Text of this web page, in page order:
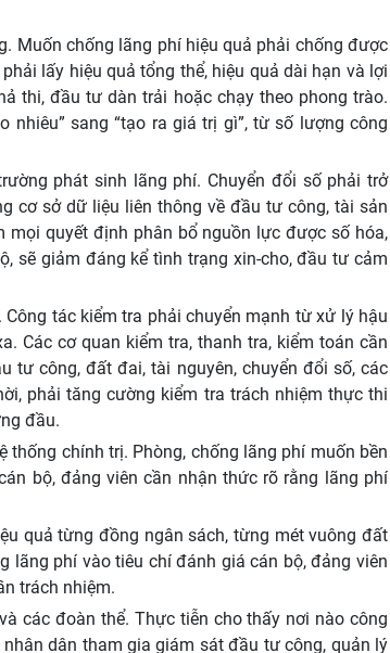
Muốn chống lãng phí hiệu quả phải chống được
lấy hiệu quả tổng thể, hiệu quả dài hạn và lợi
thi, đầu tư dàn trải hoặc chạy theo phong trào.
sang “tạo ra giá trị gì”, từ số lượng công
phát sinh lãng phí. Chuyển đổi số phải trở
cơ sở dữ liệu liên thông về đầu tư công, tài sản
mọi quyết định phân bổ nguồn lực được số hóa,
sẽ giảm đáng kể tình trạng xin-cho, đầu tư cảm
tác kiểm tra phải chuyển mạnh từ xử lý hậu
Các cơ quan kiểm tra, thanh tra, kiểm toán cần
tư công, đất đai, tài nguyên, chuyển đổi số, các
phải tăng cường kiểm tra trách nhiệm thực thi
đầu.
chính trị. Phòng, chống lãng phí muốn bền
bộ, đảng viên cần nhận thức rõ rằng lãng phí
quả từng đồng ngân sách, từng mét vuông đất
lãng phí vào tiêu chí đánh giá cán bộ, đảng viên
trách nhiệm.
các đoàn thể. Thực tiễn cho thấy nơi nào công
dân tham gia giám sát đầu tư công, quản lý